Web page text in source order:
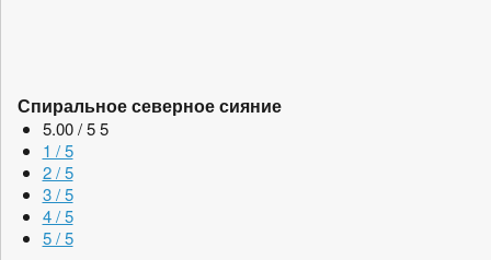
Спиральное северное сияние
5.00 / 5 5
1 / 5
2 / 5
3 / 5
4 / 5
5 / 5